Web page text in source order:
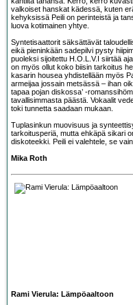
valkoiset hanskat kädessä, kuten
kehyksissä Peili on perinteistä ja
luova kotimainen yhtye.
Syntetisaattorit säksättävät
eikä pieninkään sadepilvi pysty
puoleksi sijoitettu H.O.L.V.I siirtää
on myös ollut koko biisin tarkoitus
kasarin housea yhdistellään myös
armeijaa jossain metsässä – ihan
tapaa pojan diskossa’ -
tavallisimmasta päästä. Vokaalit
toki tunnetta saadaan mukaan.
Tuplasinkun muovisuus ja
tarkoitusperiä, mutta ehkäpä sikari
diskoteekki. Peili ei valehtele, se
Mika Roth
Rami Vierula: Lämpöaaltoon